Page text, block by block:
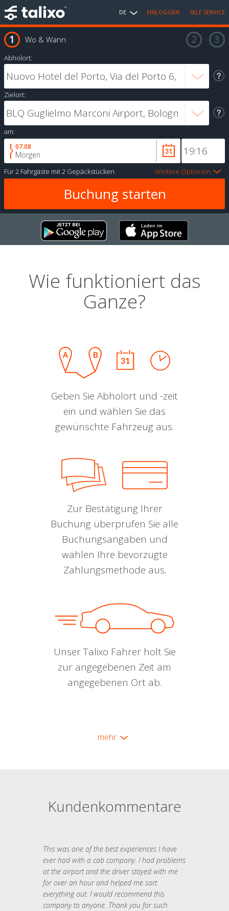
DE EINLOGGEN SELF SERVICE
Wo & Wann
Abholort:
Zielort:
am:
07.08
Morgen
Für2 Fahrgäste mit2 Gepäckstücken Weitere Optionen
Wie funktioniert das
Ganze?
Geben Sie Abholort und -zeit
ein und wählen Sie das
gewünschte Fahrzeug aus.
Zur Bestätigung Ihrer
Buchung überprüfen Sie alle
Buchungsangaben und
wählen Ihre bevorzugte
Zahlungsmethode aus.
Unser Talixo Fahrer holt Sie
zur angegebenen Zeit am
angegebenen Ort ab.
mehr
Kundenkommentare
This was one of the best experiences I have
ever had with a cab company. I had problems
at the airport and the driver stayed with me
for over an hour and helped me sort
everything out. I would recommend this
company to anyone. Thank you for such